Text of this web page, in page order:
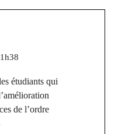
étudiants qui
de l’ordre